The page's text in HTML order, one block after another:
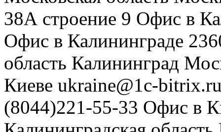
38А строение 9 Офис в
Офис в Калининграде
область Калининград
Киеве ukraine@1c-
(8044)221-55-33 Офис в